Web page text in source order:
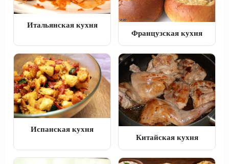
Итальянская кухня
Французская кухня
Испанская кухня
Китайская кухня